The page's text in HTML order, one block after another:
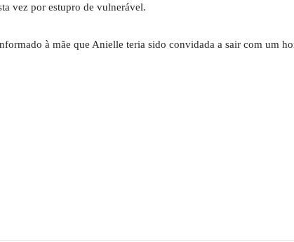
vez por estupro de vulnerável.
à mãe que Anielle teria sido convidada a sair com um